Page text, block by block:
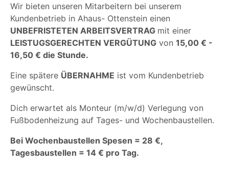
Wir bieten unseren Mitarbeitern bei unserem
Kundenbetrieb in Ahaus- Ottenstein einen
UNBEFRISTETEN ARBEITSVERTRAG mit einer
LEISTUGSGERECHTEN VERGÜTUNG von 15,00 € -
16,50 € die Stunde.
Eine spätere ÜBERNAHME ist vom Kundenbetrieb
gewünscht.
Dich erwartet als Monteur (m/w/d) Verlegung von
Fußbodenheizung auf Tages- und Wochenbaustellen.
Bei Wochenbaustellen Spesen = 28 €,
Tagesbaustellen = 14 € pro Tag.